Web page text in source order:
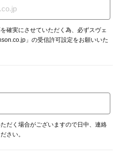
確実にさせていただく為、必ずスヴェ
」の受信許可設定をお願いいた
だく場合がございますので日中、連絡
さい。